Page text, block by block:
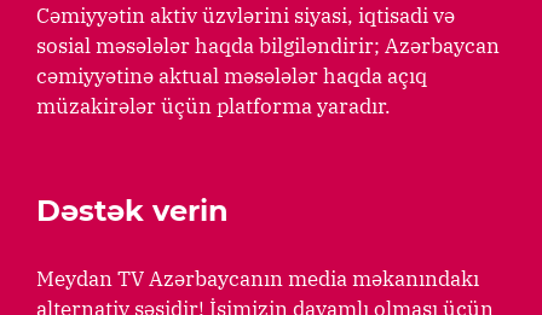
Cəmiyyətin aktiv üzvlərini siyasi, iqtisadi və
sosial məsələlər haqda bilgiləndirir; Azərbaycan
cəmiyyətinə aktual məsələlər haqda açıq
müzakirələr üçün platforma yaradır.
Dəstək verin
Meydan TV Azərbaycanın media məkanındakı
alternativ səsidir! İşimizin davamlı olması üçün